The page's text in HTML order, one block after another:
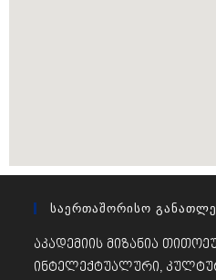
Საერთაშორისო
აკადემიის მიზანია
ინტელექტუალური,